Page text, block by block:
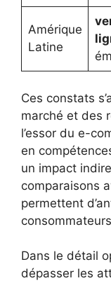
Amérique
Latine
Ces constats
marché et des
l’essor du e-
en
un impact
comparaisons
permettent
Dans le détail
dépasser les